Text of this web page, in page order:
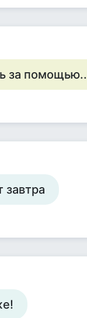
за помощью..
завтра